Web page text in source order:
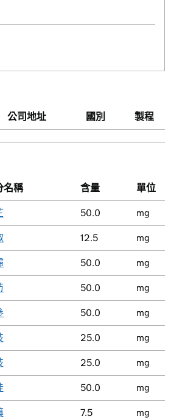
公司地址 國別 製程
名稱 含量 單位
50.0 mg
12.5 mg
50.0 mg
50.0 mg
50.0 mg
25.0 mg
25.0 mg
50.0 mg
7.5 mg